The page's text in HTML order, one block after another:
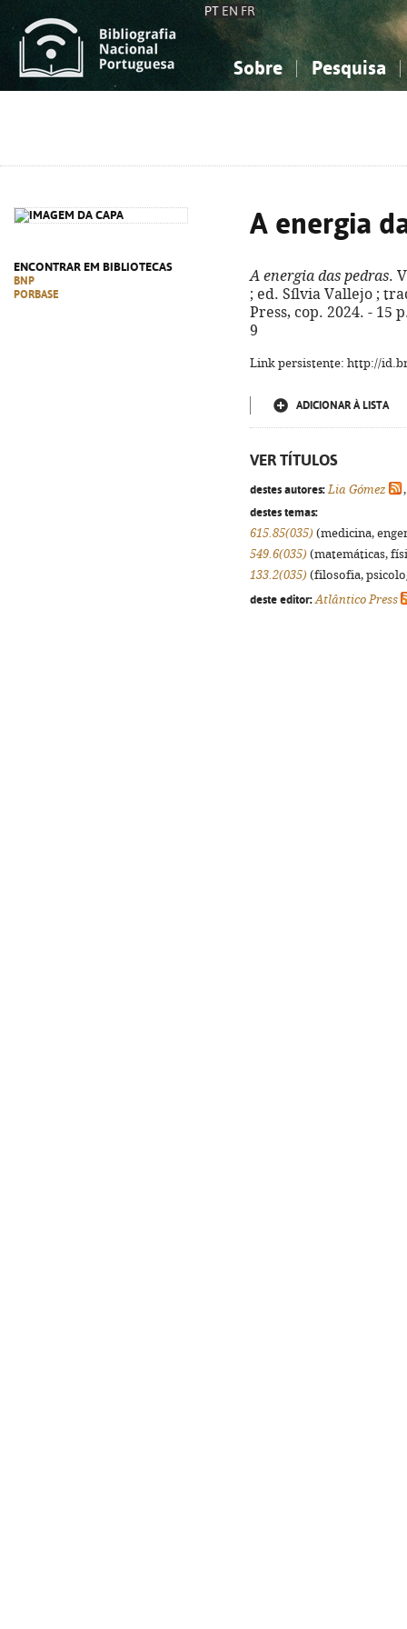
PT EN FR
Sobre Pesquisa
ENCONTRAR EM BIBLIOTECAS
BNP
PORBASE
A energia
A energia das pedras.
; ed. Sílvia Vallejo ;
Press, cop. 2024. - 15
9
Link persistente: http://
ADICIONAR À LISTA
VER TÍTULOS
destes autores: Lia Gómez
destes temas:
615.85(035) (medicina,
549.6(035) (matemáticas,
133.2(035) (filosofia,
deste editor: Atlântico Press